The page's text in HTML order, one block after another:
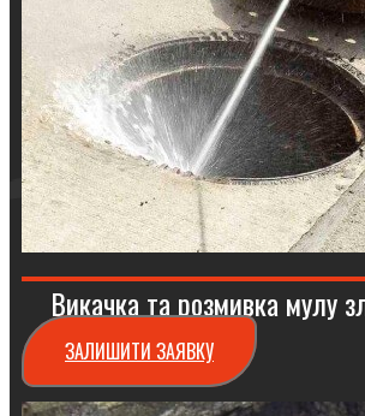
Викачка та розмивка мулу
ЗАЛИШИТИ ЗАЯВКУ